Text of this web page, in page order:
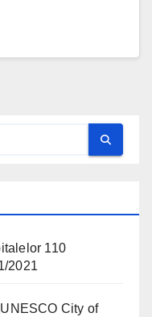
110
2021
City of